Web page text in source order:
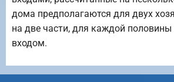
дома предполагаются для двух
на две части, для каждой
входом.